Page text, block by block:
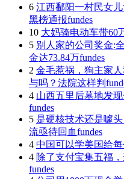
6 江西鄱阳一村民女
黑榜通报fundes
10 大妈骑电动车带60
5 别人家的公司奖金:
金达73.84万fundes
2 金毛惹祸，狗主家
与吗？法院这样判
4 山西五里后墓地发
fundes
5 是硬核技术还是噱
流亟待回血fundes
4 中国可以学美国给
4 除了支付宝集五福
fundes